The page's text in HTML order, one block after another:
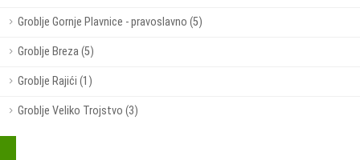
Groblje Gornje Plavnice - pravoslavno (5)
Groblje Breza (5)
Groblje Rajići (1)
Groblje Veliko Trojstvo (3)